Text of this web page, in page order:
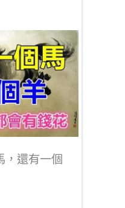
，還有一個